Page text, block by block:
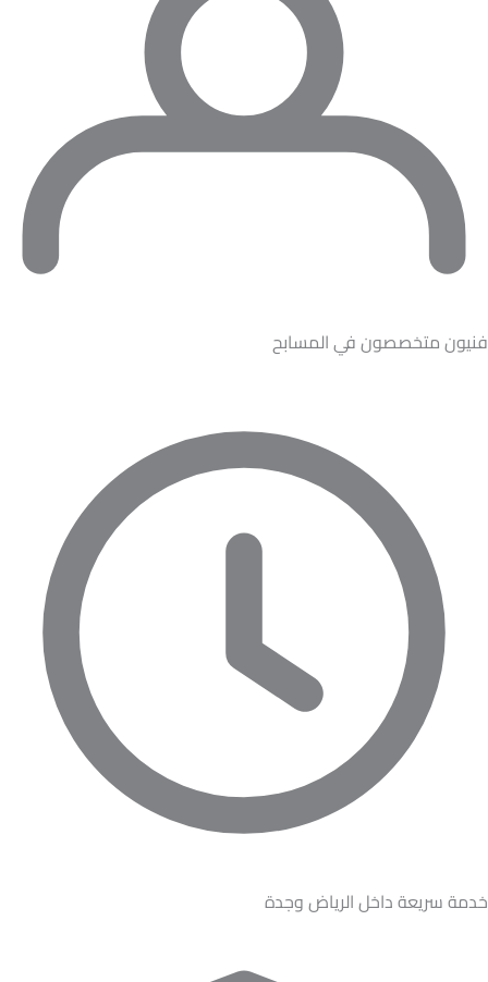
فنيون متخصصون في المسابح
خدمة سريعة داخل الرياض وجدة